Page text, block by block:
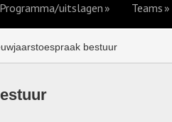
Programma/uitslagen Teams
bestuur